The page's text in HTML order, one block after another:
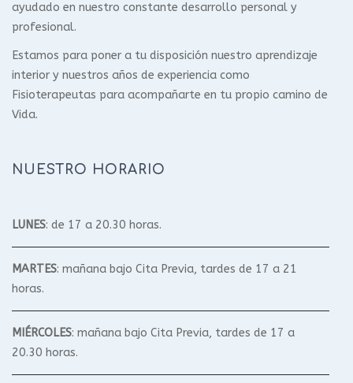
ayudado en nuestro constante desarrollo personal y
profesional.
Estamos para poner a tu disposición nuestro aprendizaje
interior y nuestros años de experiencia como
Fisioterapeutas para acompañarte en tu propio camino de
Vida.
NUESTRO HORARIO
LUNES: de 17 a 20.30 horas.
MARTES: mañana bajo Cita Previa, tardes de 17 a 21
horas.
MIÉRCOLES: mañana bajo Cita Previa, tardes de 17 a
20.30 horas.